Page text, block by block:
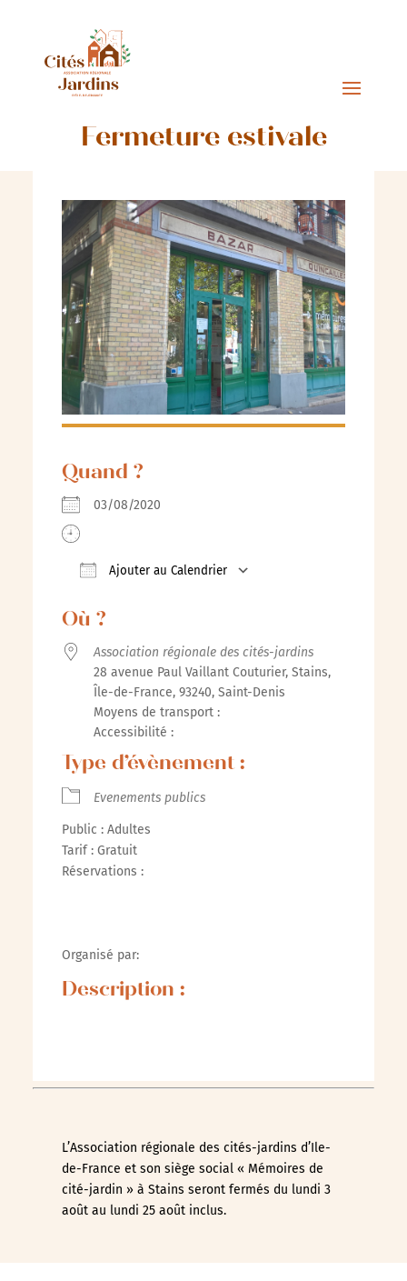
Fermeture estivale
Quand ?
03/08/2020
Ajouter au Calendrier
Où ?
Association régionale des cités-jardins
28 avenue Paul Vaillant Couturier, Stains,
Île-de-France, 93240, Saint-Denis
Moyens de transport :
Accessibilité :
Type d’évènement :
Evenements publics
Public : Adultes
Tarif : Gratuit
Réservations :
Organisé par:
Description :
L’Association régionale des cités-jardins d’Ile-
de-France et son siège social « Mémoires de
cité-jardin » à Stains seront fermés du lundi 3
août au lundi 25 août inclus.